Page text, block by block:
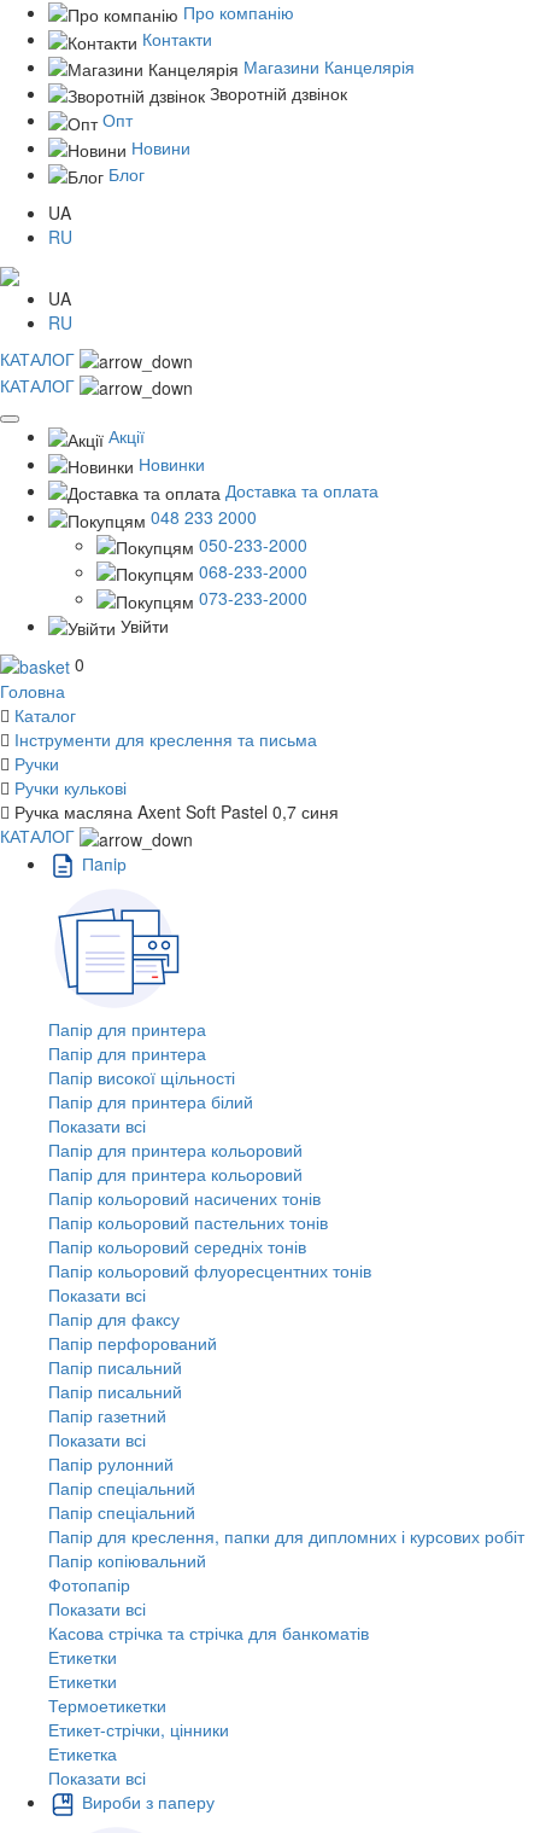
Про компанію
Контакти
Магазини Канцелярія
Зворотній дзвінок
Опт
Новини
Блог
UA
RU
UA
RU
КАТАЛОГ
КАТАЛОГ
Акції
Новинки
Доставка та оплата
048 233 2000
050-233-2000
068-233-2000
073-233-2000
Увійти
0
Головна
Каталог
Інструменти для креслення та письма
Ручки
Ручки кулькові
Ручка масляна Axent Soft Pastel 0,7 синя
КАТАЛОГ
Пaпiр
Папір для принтера
Папір для принтера
Папір високої щільності
Папір для принтера білий
Показати всі
Папір для принтера кольоровий
Папір для принтера кольоровий
Папір кольоровий насичених тонів
Папір кольоровий пастельних тонів
Папір кольоровий середніх тонів
Папір кольоровий флуоресцентних тонів
Показати всі
Папір для факсу
Папір перфорований
Папір писальний
Папір писальний
Папір газетний
Показати всі
Папір рулонний
Папір спеціальний
Папір спеціальний
Папір для креслення, папки для дипломних і курсових робіт
Папір копіювальний
Фотопапір
Показати всі
Касова стрічка та стрічка для банкоматів
Етикетки
Етикетки
Термоетикетки
Етикет-стрічки, цінники
Етикетка
Показати всі
Вироби з паперу